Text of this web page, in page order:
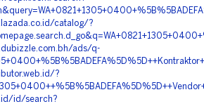
catalog/?
ads/q-
?
id/search?